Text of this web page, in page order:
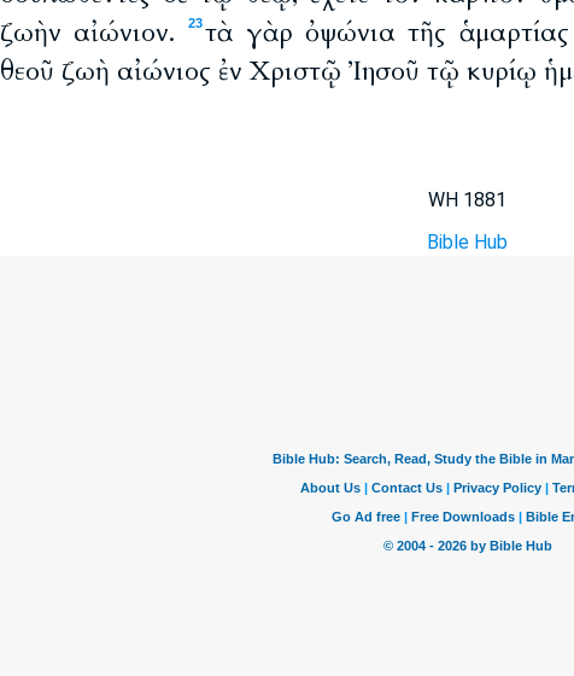
ζωὴν αἰώνιον.
23τὰ γὰρ ὀψώνια τῆς
θεοῦ ζωὴ αἰώνιος ἐν Χριστῷ Ἰησοῦ τῷ κυρίῳ
WH 1881
Bible Hub